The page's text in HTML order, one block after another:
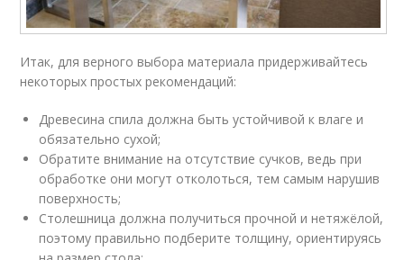
Итак, для верного выбора материала придерживайтесь
некоторых простых рекомендаций:
Древесина спила должна быть устойчивой к влаге и
обязательно сухой;
Обратите внимание на отсутствие сучков, ведь при
обработке они могут отколоться, тем самым нарушив
поверхность;
Столешница должна получиться прочной и нетяжёлой,
поэтому правильно подберите толщину, ориентируясь